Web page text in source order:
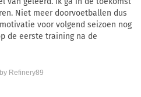
Niet meer doorvoetballen dus
voor volgend seizoen nog
de eerste training na de
Refinery89